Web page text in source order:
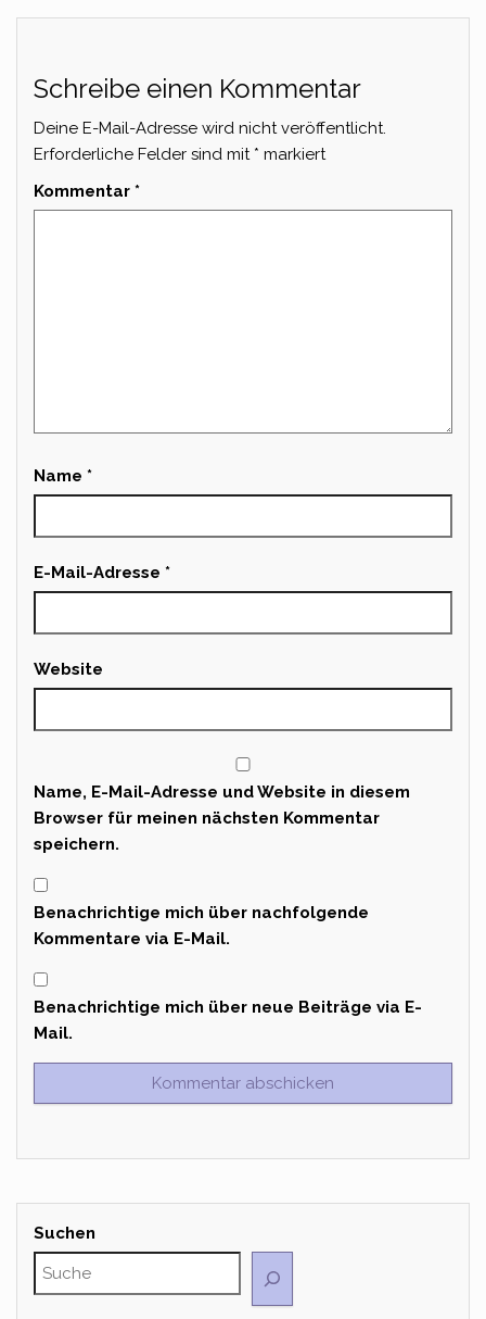
Schreibe einen Kommentar
Deine E-Mail-Adresse wird nicht veröffentlicht.
Erforderliche Felder sind mit * markiert
Kommentar *
Name *
E-Mail-Adresse *
Website
Name, E-Mail-Adresse und Website in diesem
Browser für meinen nächsten Kommentar
speichern.
Benachrichtige mich über nachfolgende
Kommentare via E-Mail.
Benachrichtige mich über neue Beiträge via E-
Mail.
Suchen